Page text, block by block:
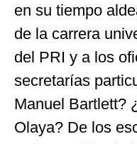
en su tiempo
de la carrera
del PRI y a los
secretarías
Manuel Bartlett?
Olaya? De los